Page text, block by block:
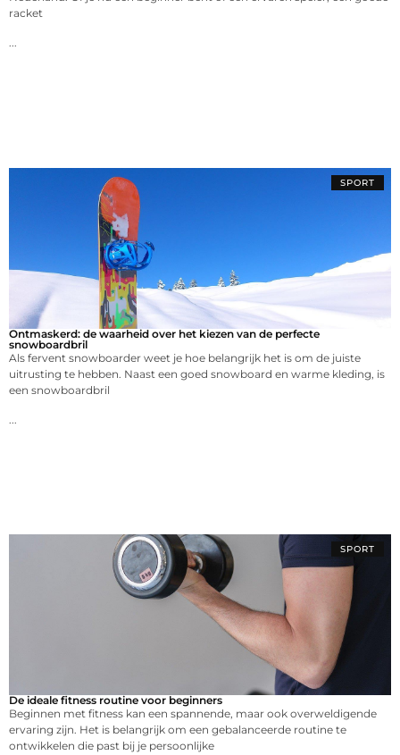
racket
SPORT
Ontmaskerd: de waarheid over het kiezen van de perfecte
snowboardbril
Als fervent snowboarder weet je hoe belangrijk het is om de juiste
uitrusting te hebben. Naast een goed snowboard en warme kleding, is
een snowboardbril
SPORT
De ideale fitness routine voor beginners
Beginnen met fitness kan een spannende, maar ook overweldigende
ervaring zijn. Het is belangrijk om een gebalanceerde routine te
ontwikkelen die past bij je persoonlijke